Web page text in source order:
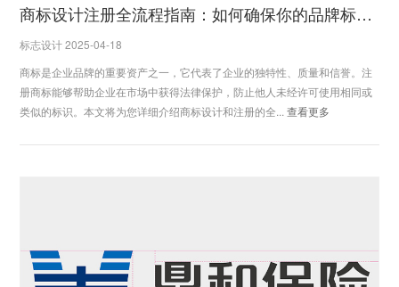
商标设计注册全流程指南：如何确保你的品牌标识合法保护
标志设计 2025-04-18
商标是企业品牌的重要资产之一，它代表了企业的独特性、质量和信誉。注
册商标能够帮助企业在市场中获得法律保护，防止他人未经许可使用相同或
类似的标识。本文将为您详细介绍商标设计和注册的全...查看更多